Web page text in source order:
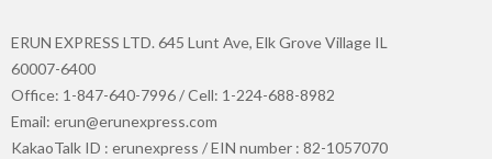
ERUN EXPRESS LTD. 645 Lunt Ave, Elk Grove Village IL
60007-6400
Office: 1-847-640-7996 / Cell: 1-224-688-8982
Email: erun@erunexpress.com
KakaoTalk ID : erunexpress / EIN number : 82-1057070